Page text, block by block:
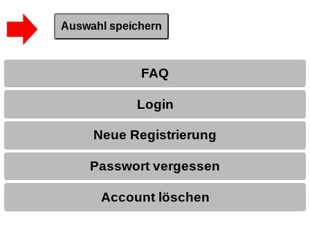
FAQ
Login
Neue Registrierung
Passwort vergessen
Account löschen